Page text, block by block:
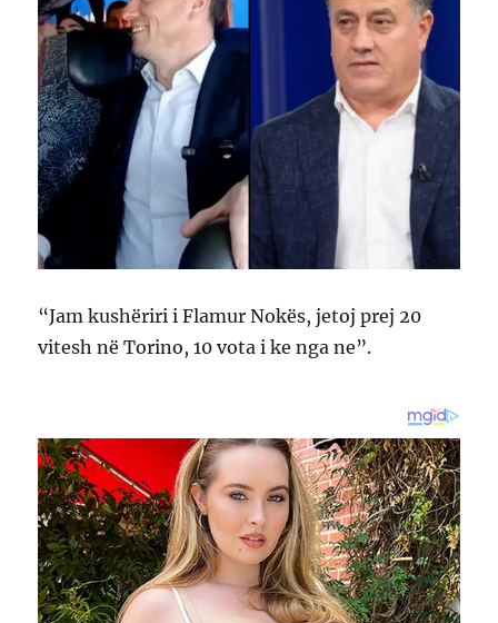
“Jam kushëriri i Flamur Nokës, jetoj prej 20
vitesh në Torino, 10 vota i ke nga ne”.